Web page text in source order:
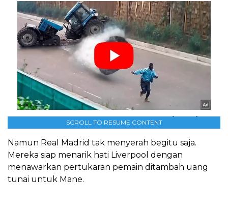
SCROLL TO RESUME CONTENT
Namun Real Madrid tak menyerah begitu saja.
Mereka siap menarik hati Liverpool dengan
menawarkan pertukaran pemain ditambah uang
tunai untuk Mane.